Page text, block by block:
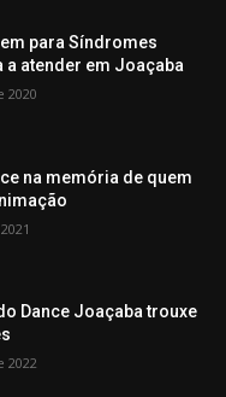
para Síndromes
a atender em Joaçaba
2020
na memória de quem
Dance Joaçaba trouxe
2022